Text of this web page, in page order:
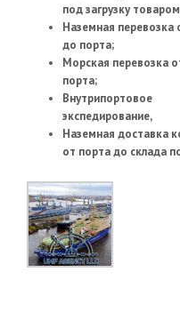
под загрузку
Наземная перевозка
до порта;
Морская перевозка
порта;
Внутрипортовое
экспедирование,
Наземная доставка
от порта до склада